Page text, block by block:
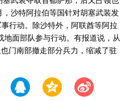
沙特阿拉伯等国针对胡塞武装发
行动。除沙特外，阿联酋等阿拉
地面部队参与行动。有报道说，从
门南部撤走部分兵力，缩减了驻